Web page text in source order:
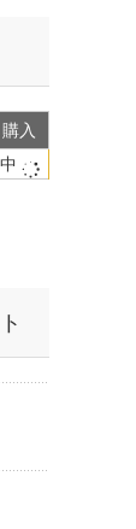
購入